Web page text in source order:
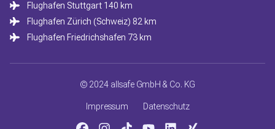
Flughafen Stuttgart 140 km
Flughafen Zürich (Schweiz) 82 km
Flughafen Friedrichshafen 73 km
© 2024 allsafe GmbH & Co. KG
Impressum Datenschutz